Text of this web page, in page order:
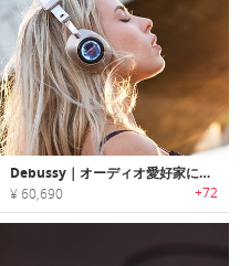
Debussy｜オーディオ愛好家に最適なタッチスクリーン搭載ワイヤレスヘッドホン「ドビュッシー」
¥ 60,690 +72